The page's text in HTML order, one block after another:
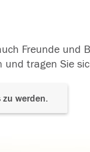
Freunde und
tragen Sie
werden.